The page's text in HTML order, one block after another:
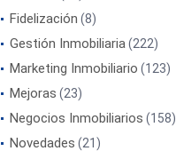
Fidelización (8)
Gestión Inmobiliaria(222)
Marketing Inmobiliario (123)
Mejoras (23)
Negocios Inmobiliarios (158)
Novedades (21)